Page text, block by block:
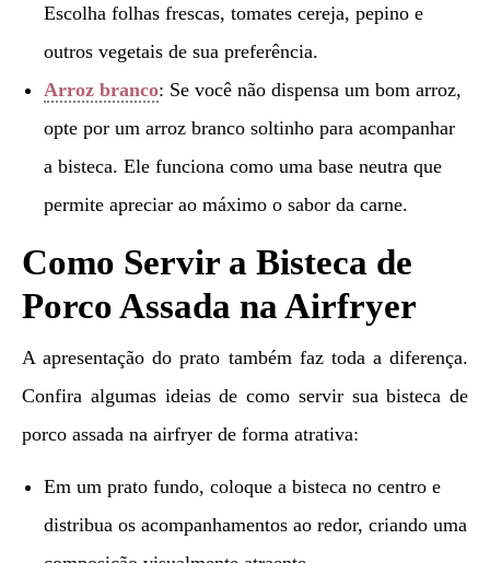
Escolha folhas frescas, tomates cereja, pepino e
outros vegetais de sua preferência.
Arroz branco: Se você não dispensa um bom arroz,
opte por um arroz branco soltinho para acompanhar
a bisteca. Ele funciona como uma base neutra que
permite apreciar ao máximo o sabor da carne.
Como Servir a Bisteca de
Porco Assada na Airfryer
A apresentação do prato também faz toda a diferença.
Confira algumas ideias de como servir sua bisteca de
porco assada na airfryer de forma atrativa:
Em um prato fundo, coloque a bisteca no centro e
distribua os acompanhamentos ao redor, criando uma